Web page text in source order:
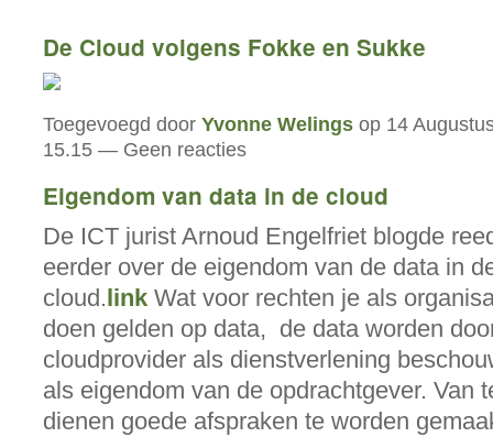
De Cloud volgens Fokke en Sukke
Toegevoegd door Yvonne Welings op 14
15.15 — Geen reacties
Eigendom van data in de cloud
De ICT jurist Arnoud Engelfriet blogde
eerder over de eigendom van de data in
cloud. link Wat voor rechten je als
doen gelden op data, de data worden
cloudprovider als dienstverlening
als eigendom van de opdrachtgever. Van
dienen goede afspraken te worden